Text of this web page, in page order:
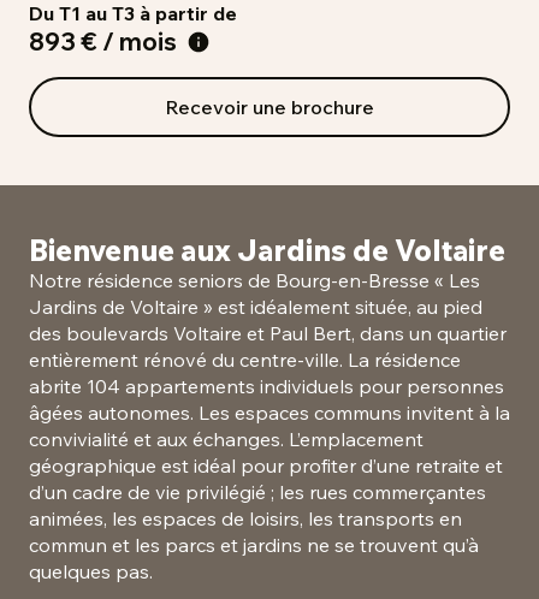
Du T1 au T3 à partir de
893 € / mois
Recevoir une brochure
Bienvenue aux Jardins de Voltaire
Notre résidence seniors de Bourg-en-Bresse « Les
Jardins de Voltaire » est idéalement située, au pied
des boulevards Voltaire et Paul Bert, dans un quartier
entièrement rénové du centre-ville. La résidence
abrite 104 appartements individuels pour personnes
âgées autonomes. Les espaces communs invitent à la
convivialité et aux échanges. L’emplacement
géographique est idéal pour profiter d’une retraite et
d’un cadre de vie privilégié ; les rues commerçantes
animées, les espaces de loisirs, les transports en
commun et les parcs et jardins ne se trouvent qu’à
quelques pas.